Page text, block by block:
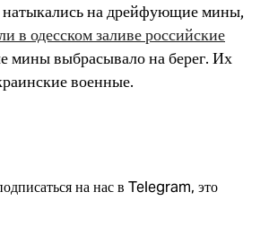
натыкались на дрейфующие мины,
в одесском заливе российские
мины выбрасывало на берег. Их
военные.
на нас в Telegram, это